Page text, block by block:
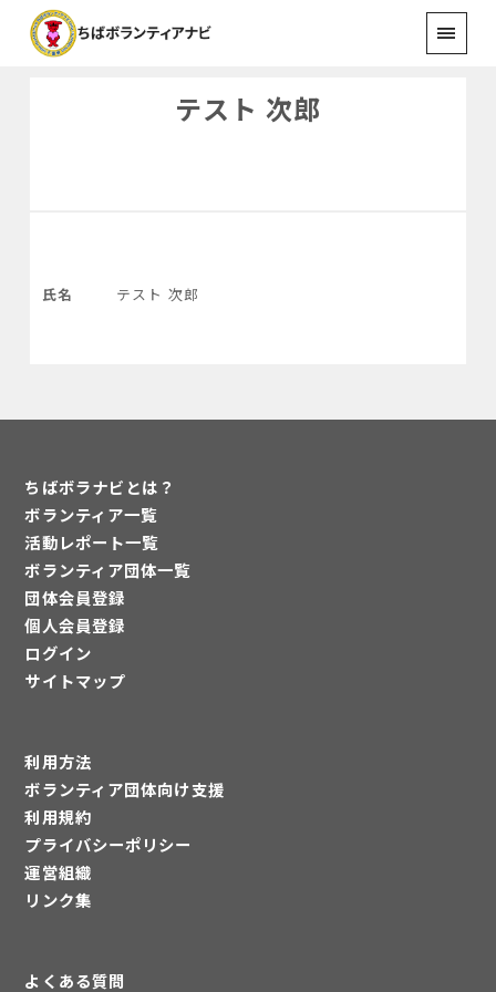
テスト 次郎
氏名 テスト 次郎
ちばボラナビとは？
ボランティア一覧
活動レポート一覧
ボランティア団体一覧
団体会員登録
個人会員登録
ログイン
サイトマップ
利用方法
ボランティア団体向け支援
利用規約
プライバシーポリシー
運営組織
リンク集
よくある質問